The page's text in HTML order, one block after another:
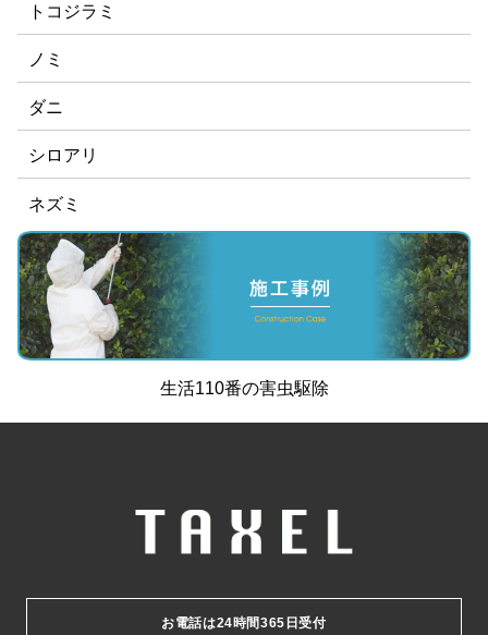
トコジラミ
ノミ
ダニ
シロアリ
ネズミ
生活110番の害虫駆除
お電話は24時間365日受付